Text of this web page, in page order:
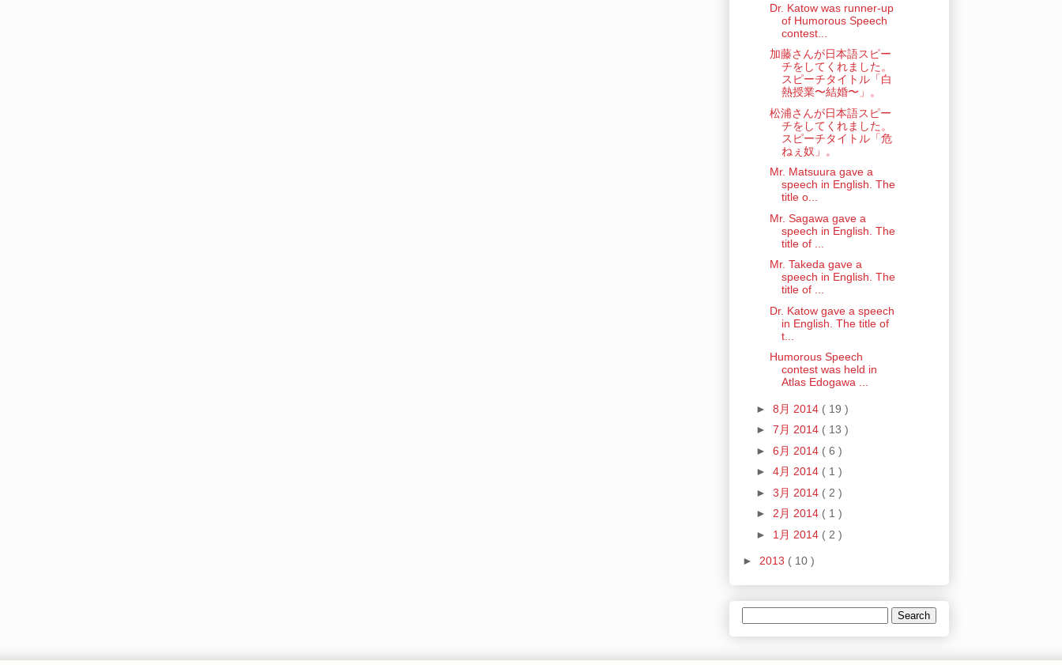
Dr. Katow was runner-up
of Humorous Speech
contest...
加藤さんが日本語スピー
チをしてくれました。
スピーチタイトル「白
熱授業〜結婚〜」。
松浦さんが日本語スピー
チをしてくれました。
スピーチタイトル「危
ねぇ奴」。
Mr. Matsuura gave a
speech in English. The
title o...
Mr. Sagawa gave a
speech in English. The
title of ...
Mr. Takeda gave a
speech in English. The
title of ...
Dr. Katow gave a speech
in English. The title of
t...
Humorous Speech
contest was held in
Atlas Edogawa ...
► 8月 2014 ( 19 )
► 7月 2014 ( 13 )
► 6月 2014 ( 6 )
► 4月 2014 ( 1 )
► 3月 2014 ( 2 )
► 2月 2014 ( 1 )
► 1月 2014 ( 2 )
► 2013 ( 10 )